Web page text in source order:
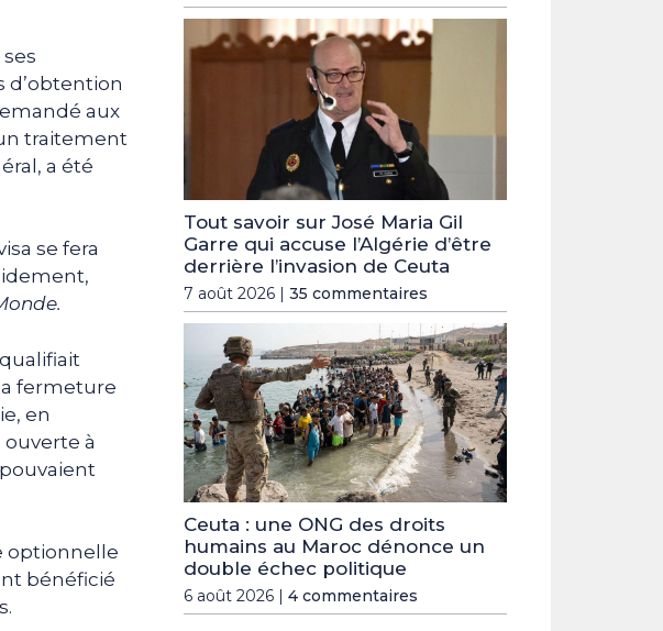
d’obtention
aux
traitement
a été
se fera
fermeture
en
à
optionnelle
bénéficié
Tout savoir sur José Maria Gil
Garre qui accuse l’Algérie d’être
derrière l’invasion de Ceuta
7 août 2026 | 35 commentaires
Ceuta : une ONG des droits
humains au Maroc dénonce un
double échec politique
6 août 2026 | 4 commentaires